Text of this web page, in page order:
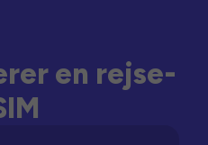
en rejse-